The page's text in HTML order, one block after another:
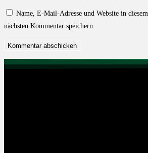
Name, E-Mail-Adresse und Website in
nächsten Kommentar speichern.